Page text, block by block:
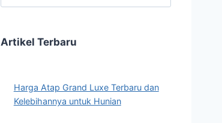
Artikel Terbaru
Harga Atap Grand Luxe Terbaru dan
Kelebihannya untuk Hunian